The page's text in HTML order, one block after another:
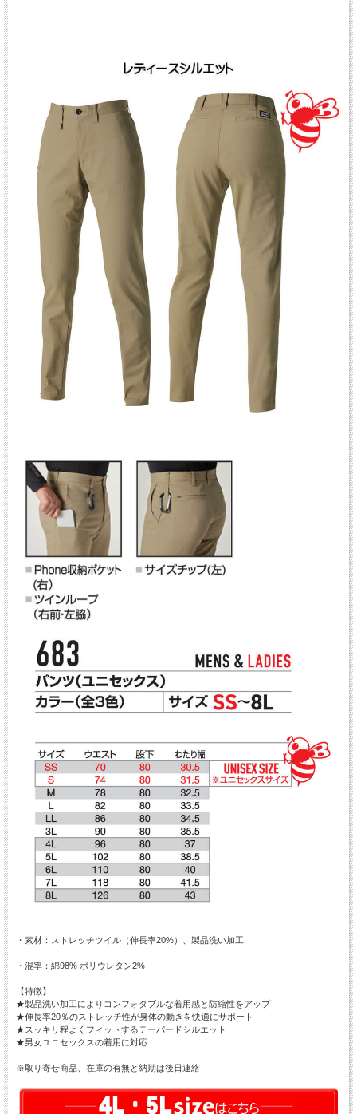
・素材：ストレッチツイル（伸長率20%）、製品洗い加工
・混率：綿98% ポリウレタン2%
【特徴】
★製品洗い加工によりコンフォタブルな着用感と防縮性をアップ
★伸長率20％のストレッチ性が身体の動きを快適にサポート
★スッキリ程よくフィットするテーパードシルエット
★男女ユニセックスの着用に対応
※取り寄せ商品、在庫の有無と納期は後日連絡